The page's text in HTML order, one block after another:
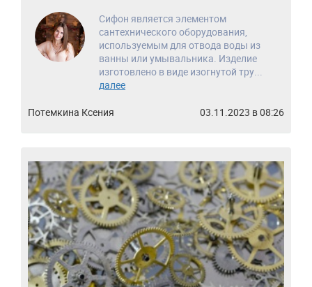
Сифон является элементом
сантехнического оборудования,
используемым для отвода воды из
ванны или умывальника. Изделие
изготовлено в виде изогнутой тру...
далее
Потемкина Ксения 03.11.2023 в 08:26